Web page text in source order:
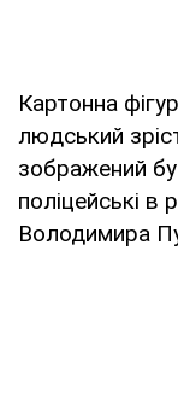
Картонна
людський
зображений
поліцейські в
Володимира